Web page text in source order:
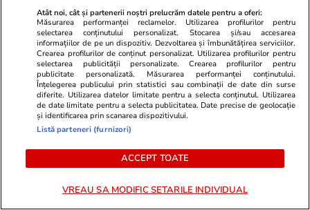
autorizații pentru tot traseul
Citește mai multe
TRENDING
Știri România
Cadastrul investește 5.000.000 de euro
pentru protecție anti-hacker, după ce atacul
cibernetic a paralizat totul
Atât noi, cât și partenerii noștri prelucrăm datele pentru a oferi:
Măsurarea performanței reclamelor. Utilizarea profilurilor pentru
selectarea conținutului personalizat. Stocarea și/sau accesarea
informațiilor de pe un dispozitiv. Dezvoltarea și îmbunătățirea serviciilor.
Crearea profilurilor de conținut personalizat. Utilizarea profilurilor pentru
selectarea publicității personalizate. Crearea profilurilor pentru
publicitate personalizată. Măsurarea performanței conținutului.
Înțelegerea publicului prin statistici sau combinații de date din surse
diferite. Utilizarea datelor limitate pentru a selecta conținutul. Utilizarea
de date limitate pentru a selecta publicitatea. Date precise de geolocație
și identificarea prin scanarea dispozitivului.
Listă parteneri (furnizori)
ACCEPT TOATE
VREAU SA MODIFIC SETARILE INDIVIDUAL